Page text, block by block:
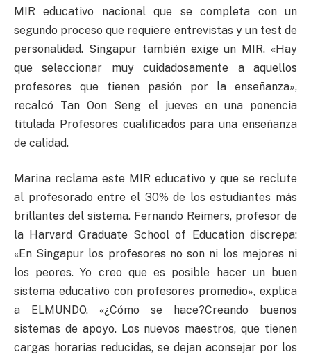
MIR educativo nacional que se completa con un
segundo proceso que requiere entrevistas y un test de
personalidad. Singapur también exige un MIR. «Hay
que seleccionar muy cuidadosamente a aquellos
profesores que tienen pasión por la enseñanza»,
recalcó Tan Oon Seng el jueves en una ponencia
titulada Profesores cualificados para una enseñanza
de calidad.
Marina reclama este MIR educativo y que se reclute
al profesorado entre el 30% de los estudiantes más
brillantes del sistema. Fernando Reimers, profesor de
la Harvard Graduate School of Education discrepa:
«En Singapur los profesores no son ni los mejores ni
los peores. Yo creo que es posible hacer un buen
sistema educativo con profesores promedio», explica
a ELMUNDO. «¿Cómo se hace?Creando buenos
sistemas de apoyo. Los nuevos maestros, que tienen
cargas horarias reducidas, se dejan aconsejar por los